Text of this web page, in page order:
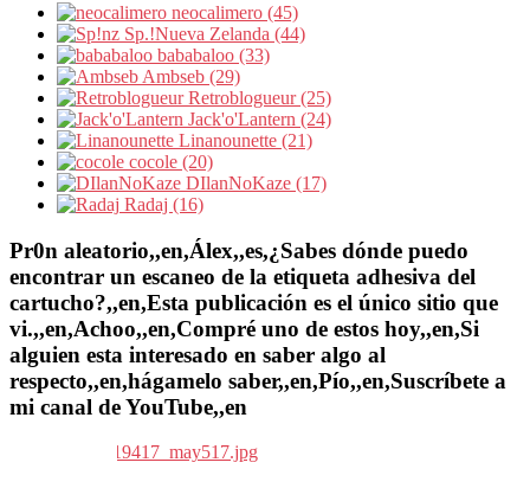
neocalimero (45)
Sp.!Nueva Zelanda (44)
bababaloo (33)
Ambseb (29)
Retroblogueur (25)
Jack'o'Lantern (24)
Linanounette (21)
cocole (20)
DIlanNoKaze (17)
Radaj (16)
Pr0n aleatorio,,en,Álex,,es,¿Sabes dónde puedo
encontrar un escaneo de la etiqueta adhesiva del
cartucho?,,en,Esta publicación es el único sitio que
vi.,,en,Achoo,,en,Compré uno de estos hoy,,en,Si
alguien esta interesado en saber algo al
respecto,,en,hágamelo saber,,en,Pío,,en,Suscríbete a
mi canal de YouTube,,en